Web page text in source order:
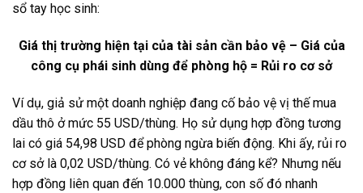
sổ tay học sinh:
Giá thị trường hiện tại của tài sản cần bảo vệ – Giá của
công cụ phái sinh dùng để phòng hộ = Rủi ro cơ sở
Ví dụ, giả sử một doanh nghiệp đang cố bảo vệ vị thế mua
dầu thô ở mức 55 USD/thùng. Họ sử dụng hợp đồng tương
lai có giá 54,98 USD để phòng ngừa biến động. Khi ấy, rủi ro
cơ sở là 0,02 USD/thùng. Có vẻ không đáng kể? Nhưng nếu
hợp đồng liên quan đến 10.000 thùng, con số đó nhanh